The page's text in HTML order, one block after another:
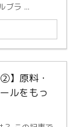
ブラ ...
】原料・
ルをもっ